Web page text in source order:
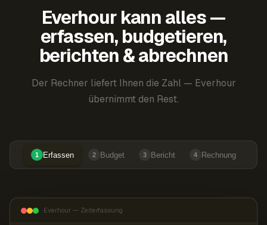
Everhour kann alles —
erfassen, budgetieren,
berichten & abrechnen
Der Rechner liefert Ihnen die Zahl — Everhour
übernimmt den Rest.
1 Erfassen 2 Budget 3 Bericht 4 Rechnung
Everhour — Zeiterfassung